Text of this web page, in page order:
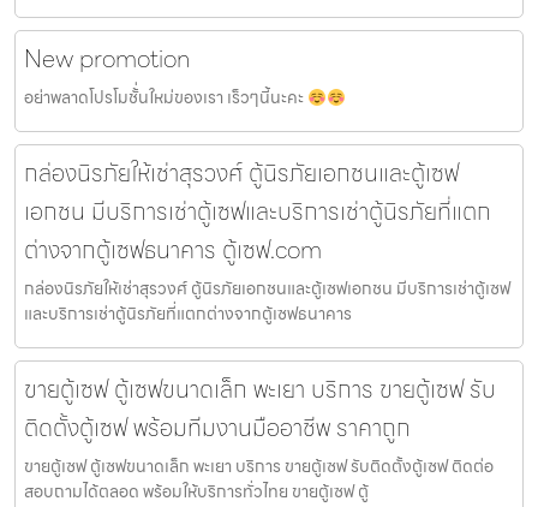
New promotion
อย่าพลาดโปรโมชั้่นใหม่ของเรา เร็วๆนี้นะคะ
กล่องนิรภัยให้เช่าสุรวงศ์ ตู้นิรภัยเอกชนและตู้เซฟ
เอกชน มีบริการเช่าตู้เซฟและบริการเช่าตู้นิรภัยที่แตก
ต่างจากตู้เซฟธนาคาร ตู้เซฟ.com
กล่องนิรภัยให้เช่าสุรวงศ์ ตู้นิรภัยเอกชนและตู้เซฟเอกชน มีบริการเช่าตู้เซฟ
และบริการเช่าตู้นิรภัยที่แตกต่างจากตู้เซฟธนาคาร
ขายตู้เซฟ ตู้เซฟขนาดเล็ก พะเยา บริการ ขายตู้เซฟ รับ
ติดตั้งตู้เซฟ พร้อมทีมงานมืออาชีพ ราคาถูก
ขายตู้เซฟ ตู้เซฟขนาดเล็ก พะเยา บริการ ขายตู้เซฟ รับติดตั้งตู้เซฟ ติดต่อ
สอบถามได้ตลอด พร้อมให้บริการทั่วไทย ขายตู้เซฟ ตู้